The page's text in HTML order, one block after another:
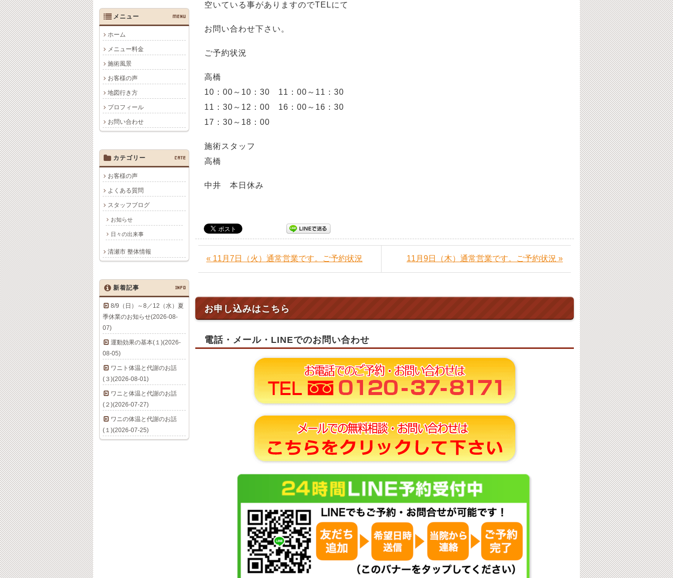
空いている事がありますのでTELにて
お問い合わせ下さい。
ご予約状況
高橋
10：00～10：30 11：00～11：30
11：30～12：00 16：00～16：30
17：30～18：00
施術スタッフ
高橋
中井 本日休み
« 11月7日（火）通常営業です。ご予約状況 11月9日（木）通常営業です。ご予約状況 »
お申し込みはこちら
電話・メール・LINEでのお問い合わせ
メニュー MENU
ホーム
メニュー料金
施術風景
お客様の声
地図行き方
プロフィール
お問い合わせ
カテゴリー CATE
お客様の声
よくある質問
スタッフブログ
お知らせ
日々の出来事
清瀬市 整体情報
新着記事 INFO
8/9（日）～8／12（水）夏
季休業のお知らせ(2026-08-
07)
運動効果の基本(１)(2026-
08-05)
ワニト体温と代謝のお話
(３)(2026-08-01)
ワニと体温と代謝のお話
(２)(2026-07-27)
ワニの体温と代謝のお話
(１)(2026-07-25)